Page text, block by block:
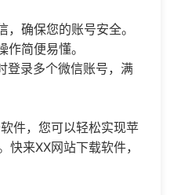
确保您的账号安全。
简便易懂。
登录多个微信账号，满
件，您可以轻松实现苹
快来XX网站下载软件，